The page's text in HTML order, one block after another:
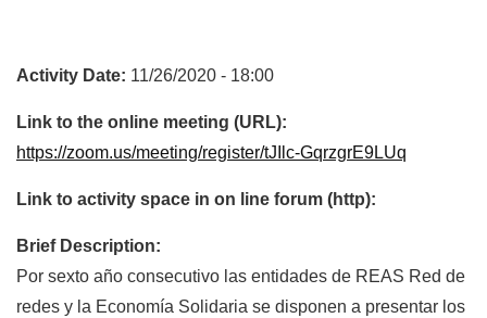
Activity Date: 11/26/2020 - 18:00
Link to the online meeting (URL):
https://zoom.us/meeting/register/tJIlc-GqrzgrE9LUq
Link to activity space in on line forum (http):
Brief Description:
Por sexto año consecutivo las entidades de REAS Red de
redes y la Economía Solidaria se disponen a presentar los